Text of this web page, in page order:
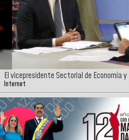
El vicepresidente Sectorial de Economía
Internet